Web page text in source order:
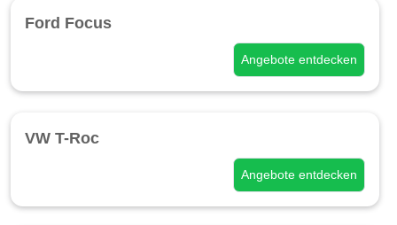
Ford Focus
Angebote entdecken
VW T-Roc
Angebote entdecken